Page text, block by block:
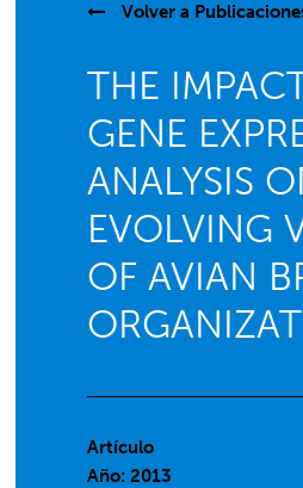
Volver a
THE
GENE
ANALYSIS
EVOLVING
OF AVIAN
Artículo
Año: 2013